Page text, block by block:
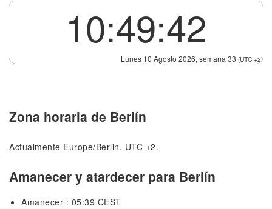
10:49:42
Lunes 10 Agosto 2026, semana 33 (UTC +2)
Zona horaria de Berlín
Actualmente Europe/Berlin, UTC +2.
Amanecer y atardecer para Berlín
Amanecer : 05:39 CEST